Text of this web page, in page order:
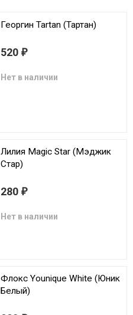
Георгин Tartan (Тартан)
520 ₽
Нет в наличии
Лилия Magic Star (Мэджик
Стар)
280 ₽
Нет в наличии
Флокс Younique White (Юник
Белый)